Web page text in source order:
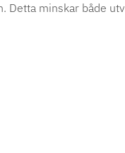
Detta minskar både